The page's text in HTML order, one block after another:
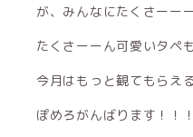
が、みんなにたくさーー
たくさーーん可愛いタペ
今月はもっと観てもらえる
ぽめろがんばります！！！